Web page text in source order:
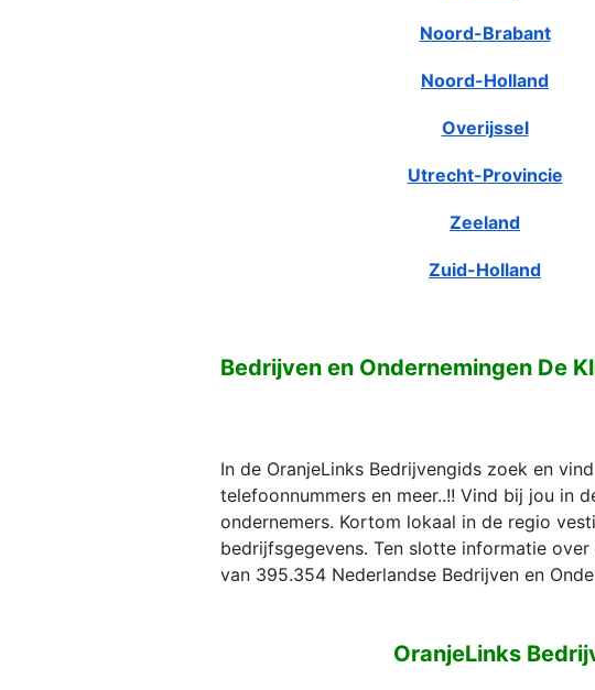
Noord-Brabant
Noord-Holland
Overijssel
Utrecht-Provincie
Zeeland
Zuid-Holland
Bedrijven en Ondernemingen De
In de OranjeLinks Bedrijvengids zoek en
telefoonnummers en meer..!! Vind bij jou in
ondernemers. Kortom lokaal in de regio
bedrijfsgegevens. Ten slotte informatie
van 395.354 Nederlandse Bedrijven en
OranjeLinks